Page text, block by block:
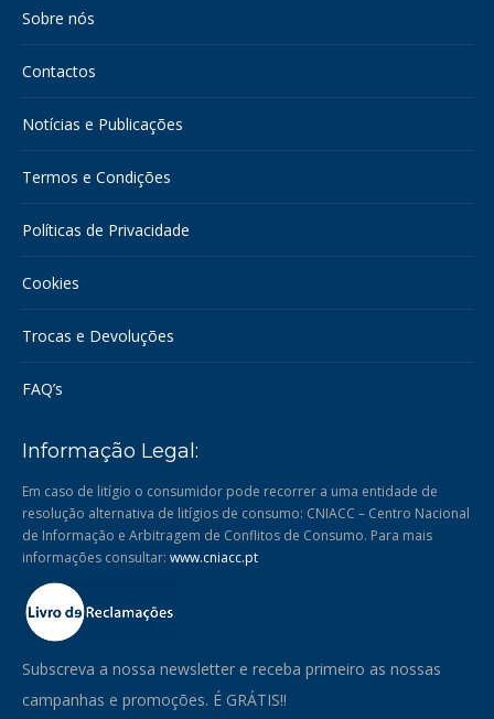
windowwindow
Sobre nós
Contactos
Notícias e Publicações
Termos e Condições
Políticas de Privacidade
Cookies
Trocas e Devoluções
FAQ’s
Informação Legal:
Em caso de litígio o consumidor pode recorrer a uma entidade de
resolução alternativa de litígios de consumo: CNIACC – Centro Nacional
de Informação e Arbitragem de Conflitos de Consumo. Para mais
informações consultar: www.cniacc.pt
Subscreva a nossa newsletter e receba primeiro as nossas
campanhas e promoções. É GRÁTIS!!